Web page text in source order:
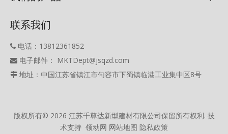
联系我们
 电话：13812361852
 电子邮件： MKTDept@jsqzd.com
 地址：中国江苏省镇江市句容市下蜀镇临港工业集中区8号
版权所有© 2026 江苏千尊达新型建材有限公司保留所有权利. 技
术支持 领动网 网站地图 隐私政策